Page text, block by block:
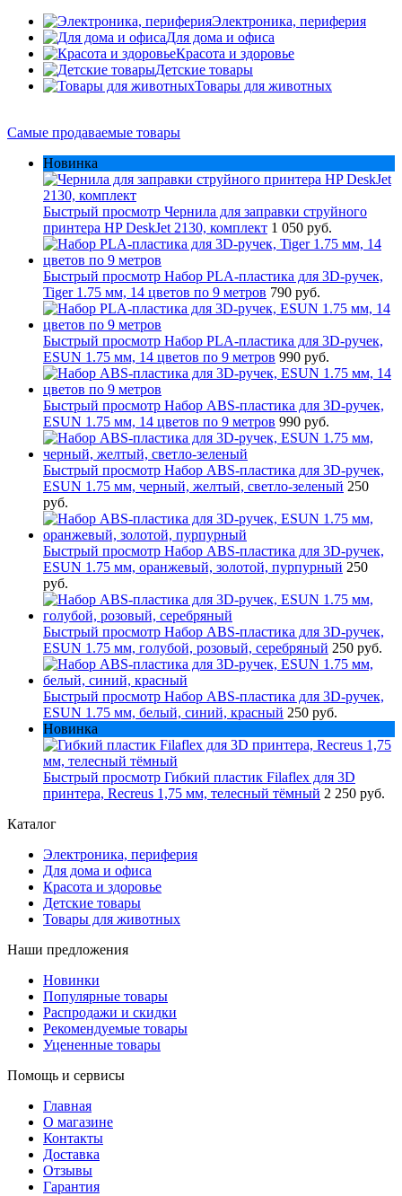
Электроника, периферия
Для дома и офиса
Красота и здоровье
Детские товары
Товары для животных
Самые продаваемые товары
Новинка
Быстрый просмотр Чернила для заправки струйного
принтера HP DeskJet 2130, комплект 1 050 руб.
Быстрый просмотр Набор PLA-пластика для 3D-ручек,
Tiger 1.75 мм, 14 цветов по 9 метров 790 руб.
Быстрый просмотр Набор PLA-пластика для 3D-ручек,
ESUN 1.75 мм, 14 цветов по 9 метров 990 руб.
Быстрый просмотр Набор ABS-пластика для 3D-ручек,
ESUN 1.75 мм, 14 цветов по 9 метров 990 руб.
Быстрый просмотр Набор ABS-пластика для 3D-ручек,
ESUN 1.75 мм, черный, желтый, светло-зеленый 250
руб.
Быстрый просмотр Набор ABS-пластика для 3D-ручек,
ESUN 1.75 мм, оранжевый, золотой, пурпурный 250
руб.
Быстрый просмотр Набор ABS-пластика для 3D-ручек,
ESUN 1.75 мм, голубой, розовый, серебряный 250 руб.
Быстрый просмотр Набор ABS-пластика для 3D-ручек,
ESUN 1.75 мм, белый, синий, красный 250 руб.
Новинка
Быстрый просмотр Гибкий пластик Filaflex для 3D
принтера, Recreus 1,75 мм, телесный тёмный 2 250 руб.
Каталог
Электроника, периферия
Для дома и офиса
Красота и здоровье
Детские товары
Товары для животных
Наши предложения
Новинки
Популярные товары
Распродажи и скидки
Рекомендуемые товары
Уцененные товары
Помощь и сервисы
Главная
О магазине
Контакты
Доставка
Отзывы
Гарантия